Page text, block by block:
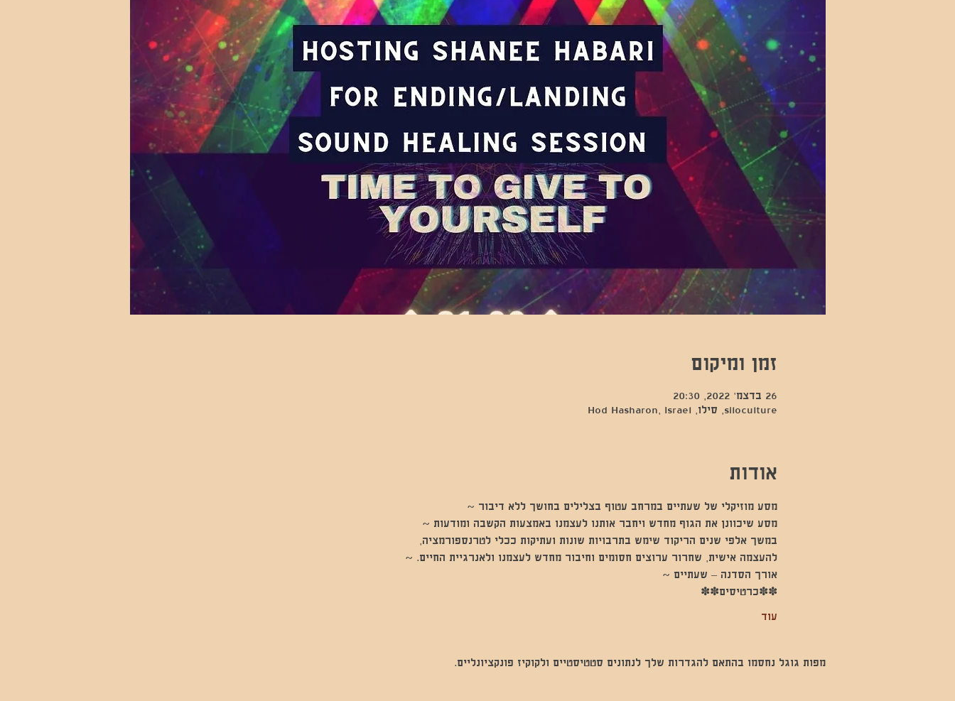
זמן ומיקום
26 בדצמ׳ 2022, 20:30
siloculture, סילו, Hod Hasharon, Israel
אודות
מסע מוזיקלי של שעתיים במרחב עטוף בצלילים בחושך ללא דיבור ~
מסע שיכוונן את הגוף מחדש ויחבר אותנו לעצמנו באמצעות הקשבה ומודעות ~
במשך אלפי שנים הריקוד שימש בתרבויות שונות ועתיקות ככלי לטרנספורמציה,
להעצמה אישית, שחרור ערוצים חסומים וחיבור מחדש לעצמנו ולאנרגיית החיים. ~
אורך הסדנה – שעתיים ~
✽✽כרטיסים✽✽
עוד
מפות גוגל נחסמו בהתאם להגדרות שלך לנתונים סטטיסטיים ולקוקיז פונקציונליים.